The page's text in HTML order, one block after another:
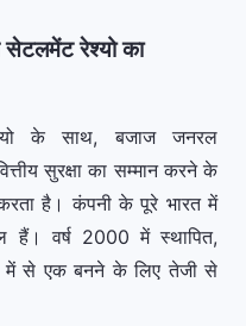
रेश्यो का
के साथ, बजाज जनरल
सुरक्षा का सम्मान करने के
करता है। कंपनी के पूरे भारत में
हैं। वर्ष 2000 में स्थापित,
में से एक बनने के लिए तेजी से